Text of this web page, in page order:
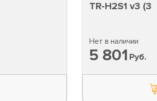
TR-H2S1 v3 (3
Нет в наличии
5 801 Руб.